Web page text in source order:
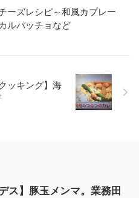
ーズレシピ～和風カプレー
ルパッチョなど
ッキング】海
ス】豚玉メンマ。業務田